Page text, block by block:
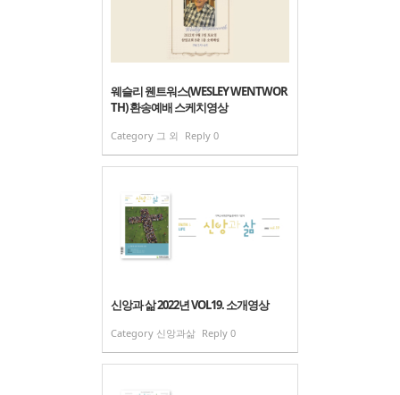
웨슬리 웬트워스(WESLEY WENTWOR
TH) 환송예배 스케치영상
Category 그 외 Reply 0
신앙과 삶 2022년 VOL19. 소개영상
Category 신앙과삶 Reply 0